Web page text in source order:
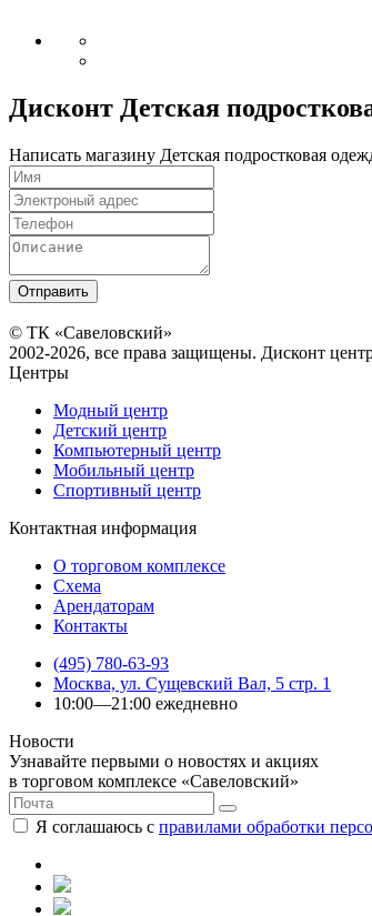
Дисконт Детская
Написать магазину Детская подростковая
© ТК «Савеловский»
2002-2026, все права защищены. Дисконт
Центры
Модный центр
Детский центр
Компьютерный центр
Мобильный центр
Спортивный центр
Контактная информация
О торговом комплексе
Схема
Арендаторам
Контакты
(495) 780-63-93
Москва, ул. Сущевский Вал, 5 стр. 1
10:00—21:00 ежедневно
Новости
Узнавайте первыми о новостях и акциях
в торговом комплексе «Савеловский»
Я соглашаюсь с правилами обработки